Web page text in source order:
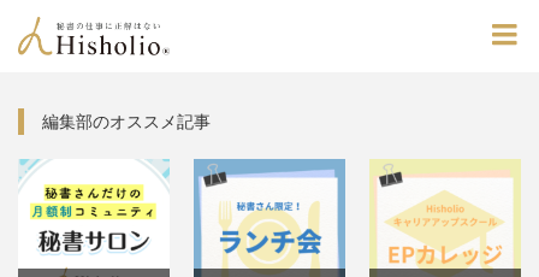
編集部のオススメ記事